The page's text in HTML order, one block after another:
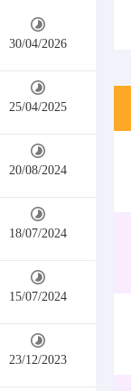
30/04/2026
25/04/2025
20/08/2024
18/07/2024
15/07/2024
23/12/2023